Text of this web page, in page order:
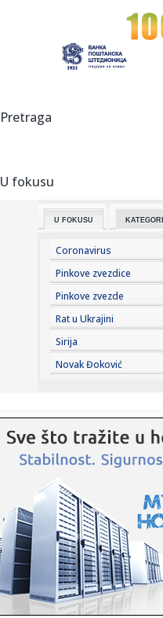
Španija od subote
23:21:Pucano na vilu
može biti o...
23:21:
23:21:
Burna noć u Vitezu
23:21:Godišnja inflacija u
najni...
23:21:Dunav sve niži,
proizvodn...
23:21:Inspektori upali u
23:21: Belgijski ronilac
na dn...
23:21:
Ovi običaj...
23:21:Bizarna ljubavna
supr...
23:20:Iza lika Barta
žena: N...
23:20:Mudrik pred
Pretraga
U fokusu
U FOKUSU
Coronavirus
Pinkove zvezdice
Pinkove zvezde
Rat u Ukrajini
Sirija
Novak Đoković